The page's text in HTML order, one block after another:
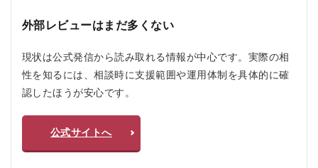
外部レビューはまだ多くない
現状は公式発信から読み取れる情報が中心です。実際の相
性を知るには、相談時に支援範囲や運用体制を具体的に確
認したほうが安心です。
公式サイトへ